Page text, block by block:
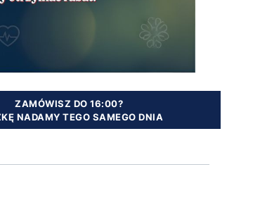
ZAMÓWISZ DO 16:00?
NADAMY TEGO SAMEGO DNIA